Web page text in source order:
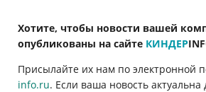
Хотите, чтобы новости вашей
опубликованы на сайте КИНДЕР
Присылайте их нам по электронной
info.ru. Если ваша новость